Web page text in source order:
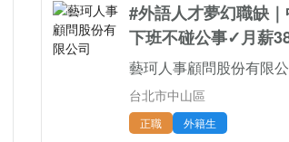
#外語人才夢幻職缺
下班不碰公事✓月薪
藝珂人事顧問股份有限
台北市中山區
正職 外籍生